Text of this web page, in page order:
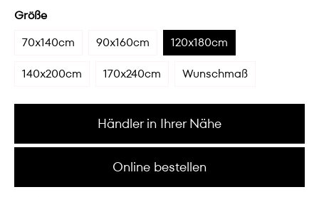
Größe
70x140cm
90x160cm
120x180cm
140x200cm
170x240cm Wunschmaß
Händler in Ihrer Nähe
Online bestellen